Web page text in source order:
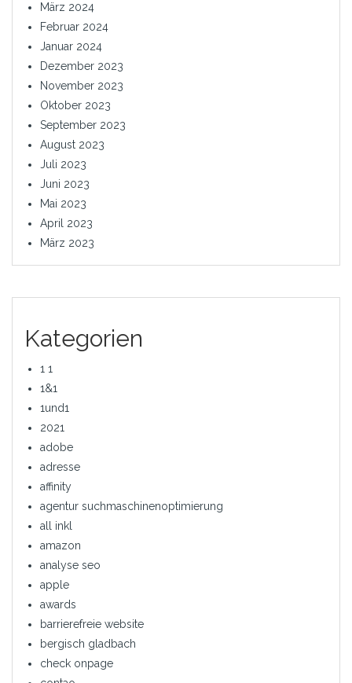
März 2024
Februar 2024
Januar 2024
Dezember 2023
November 2023
Oktober 2023
September 2023
August 2023
Juli 2023
Juni 2023
Mai 2023
April 2023
März 2023
Kategorien
1 1
1&1
1und1
2021
adobe
adresse
affinity
agentur suchmaschinenoptimierung
all inkl
amazon
analyse seo
apple
awards
barrierefreie website
bergisch gladbach
check onpage